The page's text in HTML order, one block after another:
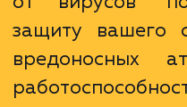
Безопасность
что-то, что
процесс,